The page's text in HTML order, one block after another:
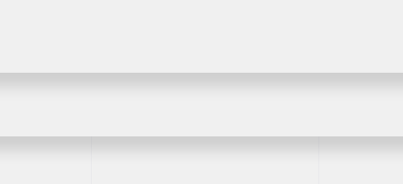
автомобилях вы мечтаете?» Land Cruiser 200 иLand